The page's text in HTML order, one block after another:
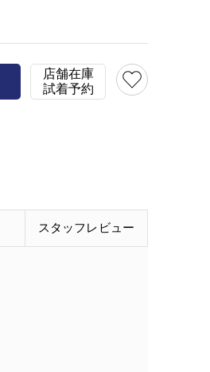
店舗在庫
試着予約
スタッフ レビュー